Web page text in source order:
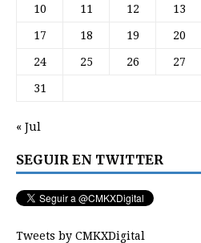
10 11 12 13
17 18 19 20
24 25 26 27
31
« Jul
SEGUIR EN TWITTER
Tweets by CMKXDigital